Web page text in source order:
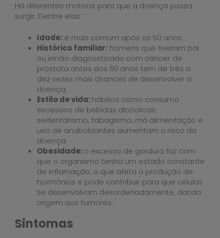
Há diferentes motivos para que a doença possa
surgir. Dentre elas:
Idade: é mais comum após os 50 anos;
Histórico familiar: homens que tiveram pai
ou irmão diagnosticado com câncer de
próstata antes dos 60 anos tem de três a
dez vezes mais chances de desenvolver a
doença;
Estilo de vida:hábitos como consumo
excessivo de bebidas alcóolicas,
sedentarismo, tabagismo, má alimentação e
uso de anabolizantes aumentam o risco da
doença;
Obesidade:o excesso de gordura faz com
que o organismo tenha um estado constante
de inflamação, o que afeta a produção de
hormônios e pode contribuir para que células
se desenvolvam desordenadamente, dando
origem aos tumores.
Sintomas